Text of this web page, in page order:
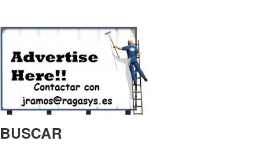
BUSCAR